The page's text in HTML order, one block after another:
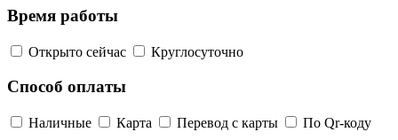
Время работы
Открыто сейчас Круглосуточно
Способ оплаты
Наличные Карта Перевод с карты По Qr-коду